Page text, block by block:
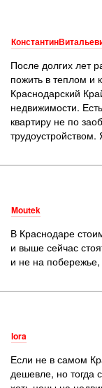
После долгих лет
пожить в теплом и
Краснодарский
недвижимости.
квартиру не по
Moutek
В Краснодаре
и выше сейчас
и не на
lora
Если не в самом
дешевле, но тогда